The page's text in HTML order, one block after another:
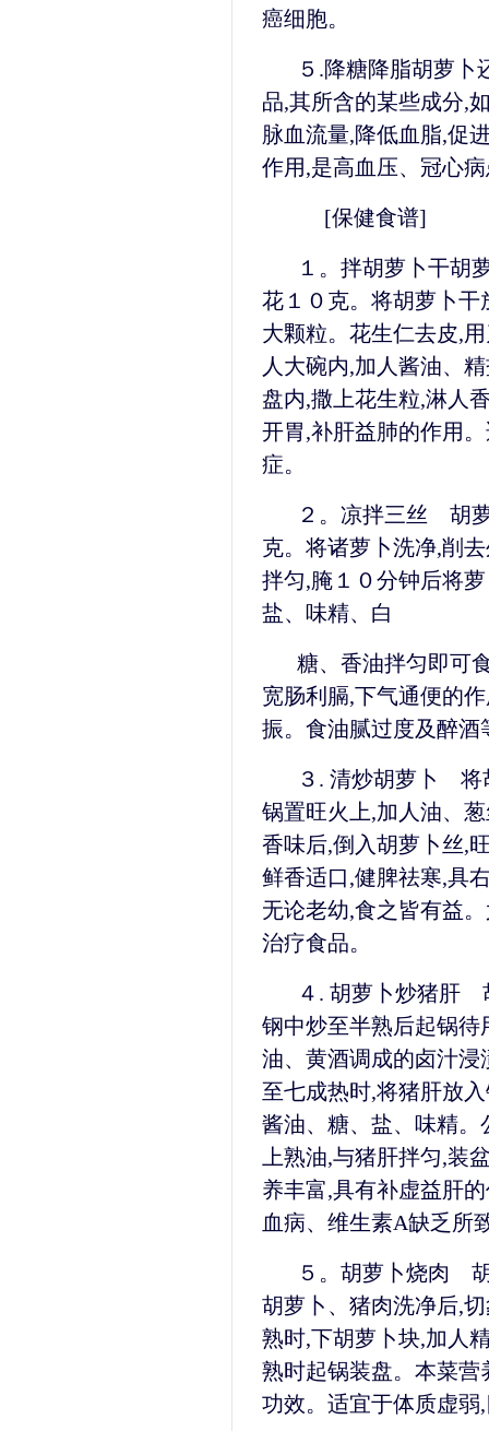
癌细胞。
５.降糖降脂胡萝卜
品,其所含的某些成分,
脉血流量,降低血脂,促
作用,是高血压、冠心
[保健食谱]
１。拌胡萝卜干胡
花１０克。将胡萝卜干
大颗粒。花生仁去皮,
人大碗内,加人酱油、
盘内,撒上花生粒,淋人
开胃,补肝益肺的作用
症。
２。凉拌三丝 胡
克。将诸萝卜洗净,削
拌匀,腌１０分钟后将
盐、味精、白
糖、香油拌匀即可
宽肠利膈,下气通便的
振。食油腻过度及醉
３. 清炒胡萝卜 将
锅置旺火上,加人油、
香味后,倒入胡萝卜丝,
鲜香适口,健脾祛寒,具
无论老幼,食之皆有益
治疗食品。
４. 胡萝卜炒猪肝
钢中炒至半熟后起锅
油、黄酒调成的卤汁
至七成热时,将猪肝放
酱油、糖、盐、味精。
上熟油,与猪肝拌匀,装
养丰富,具有补虚益肝
血病、维生素A缺乏所
５。胡萝卜烧肉
胡萝卜、猪肉洗净后,
熟时,下胡萝卜块,加人
熟时起锅装盘。本菜营
功效。适宜于体质虚弱